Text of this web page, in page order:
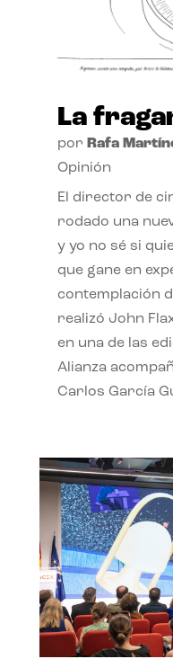
La
por Rafa
Opinión
El director de
rodado una
y yo no sé si
que gane en
contemplación
realizó John
en una de las
Alianza
Carlos García